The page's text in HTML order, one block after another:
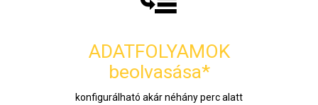
ADATFOLYAMOK
beolvasása*
konfigurálható akár néhány perc alatt